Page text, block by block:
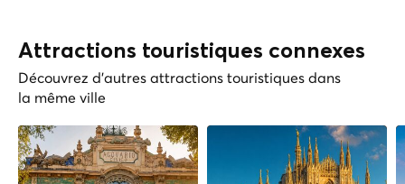
Attractions touristiques connexes
Découvrez d'autres attractions touristiques dans
la même ville